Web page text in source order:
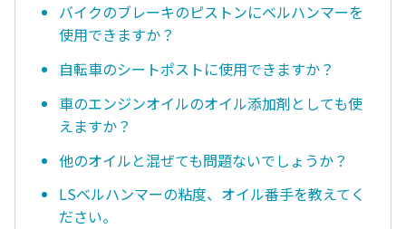
バイクのブレーキのピストンにベルハンマーを
使用できますか？
自転車のシートポストに使用できますか？
車のエンジンオイルのオイル添加剤としても使
えますか？
他のオイルと混ぜても問題ないでしょうか？
LSベルハンマーの粘度、オイル番手を教えてく
ださい。